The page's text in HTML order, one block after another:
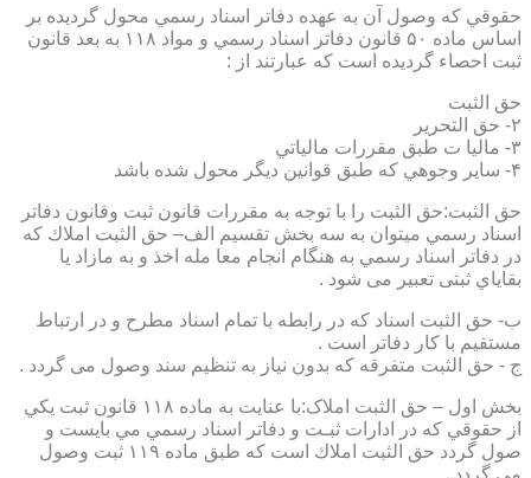
حقوقي كه وصول آن به عهده دفاتر اسناد رسمي محول گرديده بر
اساس ماده ۵۰ قانون دفاتر اسناد رسمي و مواد ۱۱۸ به بعد قانون
ثبت احصاء گرديده است كه عبارتند از :
حق الثبت
۲- حق التحرير
۳- ماليا ت طبق مقررات مالياتي
۴- ساير وجوهي كه طبق قوانين ديگر محول شده باشد
حق الثبت:حق الثبت را با توجه به مقررات قانون ثبت وقانون دفاتر
اسناد رسمي ميتوان به سه بخش تقسيم الف– حق الثبت املاك كه
در دفاتر اسناد رسمي به هنگام انجام معا مله اخذ و به مازاد يا
بقاياي ثبتی تعبیر می شود .
ب- حق الثبت اسناد كه در رابطه با تمام اسناد مطرح و در ارتباط
مستقيم با كار دفاتر است .
ج - حق الثبت متفرقه كه بدون نياز به تنظیم سند وصول می گردد .
بخش اول – حق الثبت املاک:با عنايت به ماده ۱۱۸ قانون ثبت يكي
از حقوقي كه در ادارات ثبـت و دفاتر اسناد رسمي مي بايست و
صول گردد حق الثبت املاك است كه طبق ماده ۱۱۹ ثبت وصول